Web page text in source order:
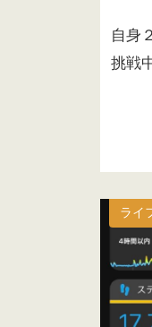
自身
挑戦
ライ